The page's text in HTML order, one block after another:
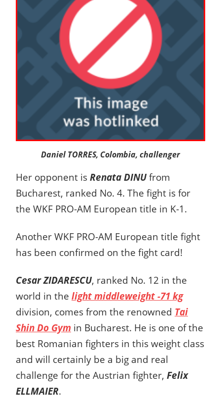
Daniel TORRES, Colombia, challenger
Her opponent is Renata DINUfrom
Bucharest, ranked No. 4. The fight is for
the WKF PRO-AM European title in K-1.
Another WKF PRO-AM European title fight
has been confirmed on the fight card!
Cesar ZIDARESCU, ranked No. 12 in the
world in the light middleweight -71 kg
division, comes from the renowned Tai
Shin Do Gym in Bucharest. He is one of the
best Romanian fighters in this weight class
and will certainly be a big and real
challenge for the Austrian fighter, Felix
ELLMAIER.